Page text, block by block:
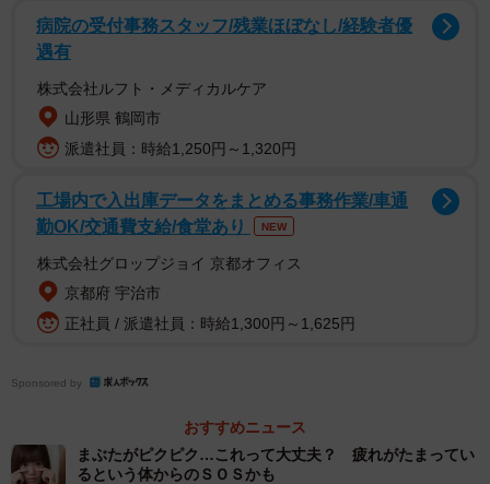
吐くことを繰り返す摂食障害が疑われました。強酸性であ
る胃酸（塩酸）により、歯が徐々に溶けていった可能性が
あります。
歯が溶けてくると、飲み物などがしみたり痛みを感じたり
めものやかぶせもの、かみ合わせなどに影響が出る可能性
があり、治療が難しくなることも否めません。若くして歯
を失うと、それを他の人に知られるのを嫌がり、外出をた
めらうようになることもあります。
ものなどを大量に口にするといったケースもみられます。
より徐々に中性に戻っていきます。この時エナメル質の修
復が起こりますが、常に何かを口にしていると酸性に傾く
病院の受付事務スタッフ/残業ほぼなし/経験者優
遇有
株式会社ルフト・メディカルケア
山形県 鶴岡市
派遣社員：時給1,250円～1,320円
工場内で入出庫データをまとめる事務作業/車通
勤OK/交通費支給/食堂あり
NEW
株式会社グロップジョイ 京都オフィス
京都府 宇治市
正社員 / 派遣社員：時給1,300円～1,625円
Sponsored by
おすすめニュース
まぶたがピクピク…これって大丈夫？ 疲れがたまってい
るという体からのＳＯＳかも